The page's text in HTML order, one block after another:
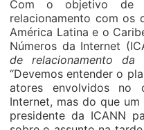
Com o objetivo de
relacionamento com os
América Latina e o
Números da Internet
de relacionamento
“Devemos entender o
atores envolvidos no
Internet, mas do que
presidente da ICANN